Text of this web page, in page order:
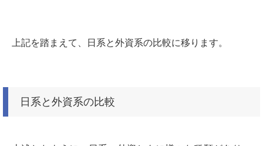
上記を踏まえて、日系と外資系の比較に移ります。
日系と外資系の比較